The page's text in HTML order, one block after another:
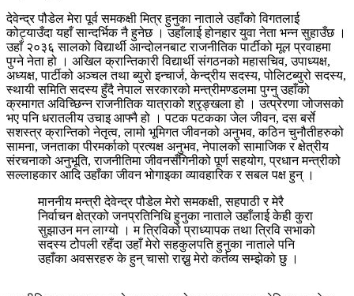
देवेन्द्र पौडेल मेरा पूर्व समकक्षी मित्र हुनुका नाताले उहाँको विगतलाई
कोट्याउँदा यहाँ सान्दर्भिक नै हुनेछ । उहाँलाई होनहार युवा नेता भन्न सुहाउँछ ।
उहाँ २०३६ सालको विद्यार्थी आन्दोलनबाट राजनीतिक पार्टीको मूल प्रवाहमा
पुग्ने नेता हो । अखिल क्रान्तिकारी विद्यार्थी संगठनको महासचिव, उपाध्यक्ष,
अध्यक्ष, पार्टीको अञ्चल तथा ब्युरो इन्चार्ज, केन्द्रीय सदस्य, पोलिटब्युरो सदस्य,
स्थायी समिति सदस्य हुँदै नेपाल सरकारको मन्त्रीमण्डलमा पुग्नु उहाँको
क्रमागत अविच्छिन्न राजनीतिक यात्राको श्रृङ्खला हो । उत्प्रेरणा जोजसको
भए पनि धरातलीय उचाइ आफ्नै हो । पटक पटकका जेल जीवन, दस बर्से
सशस्त्र क्रान्तिको नेतृत्व, लामो भूमिगत जीवनको अनुभव, कठिन चुनौतीहरुको
सामना, जनताका पीरमर्काको प्रत्यक्ष अनुभव, नेपालको सामाजिक र क्षेत्रीय
संरचनाको अनुभूति, राजनीतिमा जीवनसँगिनीको पूर्ण सहयोग, प्रधान मन्त्रीको
सल्लाहकार आदि उहाँका जीवन भोगाइका व्यावहारिक र सबल पक्ष हुन् ।
माननीय मन्त्री देवेन्द्र पौडेल मेरो समकक्षी, सहपाठी र मेरै
निर्वाचन क्षेत्रको जनप्रतिनिधि हुनुका नाताले उहाँलाई केही कुरा
सुझाउन मन लाग्यो । म त्रिविको प्राध्यापक तथा त्रिवि सभाको
सदस्य टोेपली रहँदा उहाँ मेरो सहकुलपति हुनुका नाताले पनि
उहाँका अवसरहरु के हुन् चासो राख्नु मेरो कर्तव्य सम्झेको छु ।